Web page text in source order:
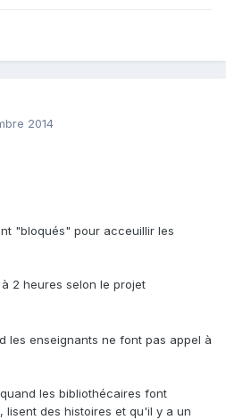
2014
"bloqués" pour acceuillir les
2 heures selon le projet
les enseignants ne font pas appel à
les bibliothécaires font
des histoires et qu'il y a un